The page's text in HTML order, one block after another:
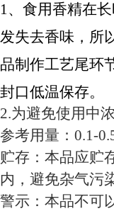
1、食用香精在
发失去香味，所
品制作工艺尾环
封口低温保存。
2.为避免使用中
参考用量：0.1-
贮存：本品应贮
内，避免杂气污
警示：本品不可